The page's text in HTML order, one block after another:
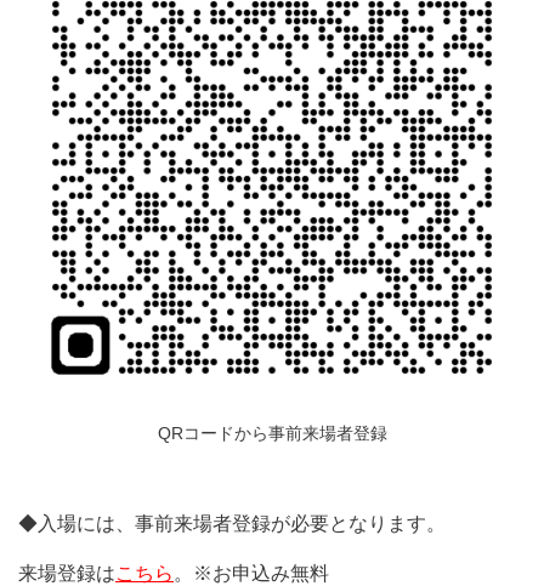
QRコードから事前来場者登録
◆入場には、事前来場者登録が必要となります。
来場登録はこちら 。※お申込み無料